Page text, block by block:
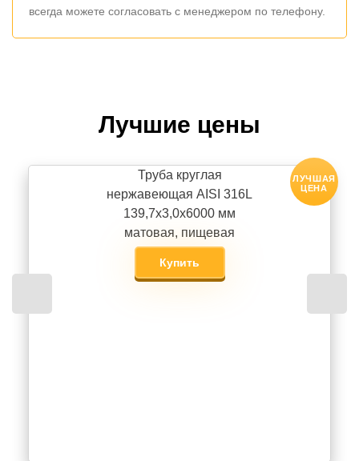
всегда можете согласовать с менеджером по телефону.
Лучшие цены
Труба круглая
нержавеющая AISI 316L
139,7х3,0х6000 мм
матовая, пищевая
Купить
ЛУЧШАЯ
ЦЕНА